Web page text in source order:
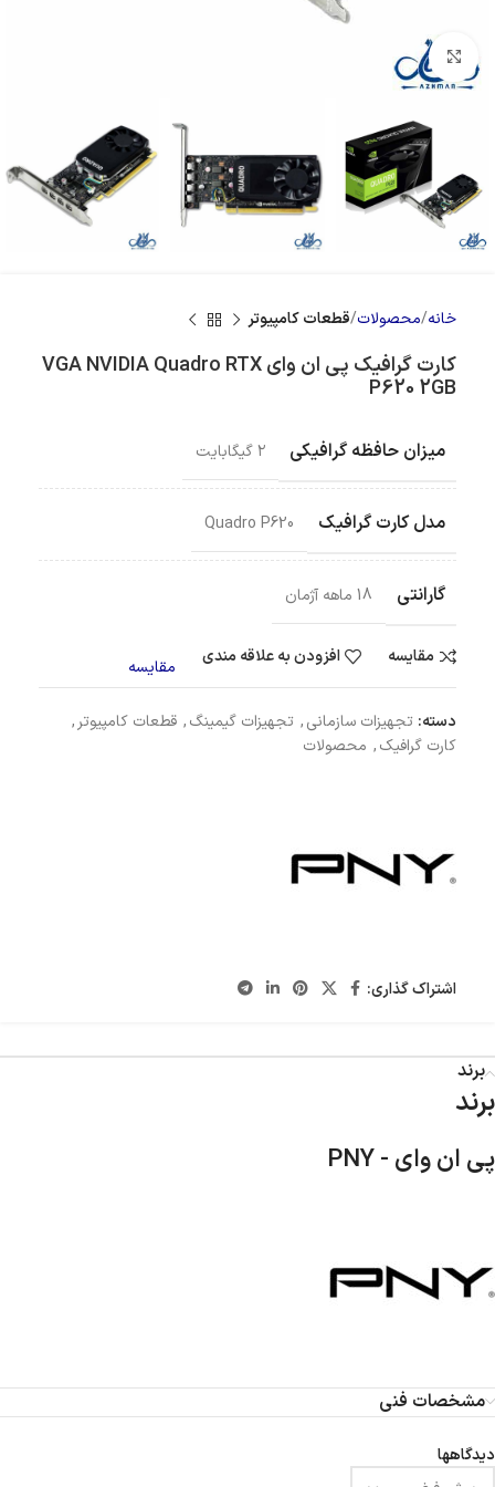
بزرگنمایی تصویر
خانه محصولات قطعات کامپیوتر
کارت گرافیک پی ان وای VGA NVIDIA Quadro RTX
P620 2GB
میزان حافظه گرافیکی ۲ گیگابایت
مدل کارت گرافیک Quadro P620
گارانتی 18 ماهه آژمان
مقایسه افزودن به علاقه مندی مقایسه
دسته: تجهیزات سازمانی, تجهیزات گیمینگ, قطعات کامپیوتر ,
کارت گرافیک, محصولات
اشتراک گذاری:
برند
برند
پی ان وای - PNY
مشخصات فنی
دیدگاهها